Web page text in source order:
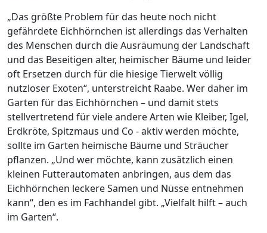
„Das größte Problem für das heute noch nicht
gefährdete Eichhörnchen ist allerdings das Verhalten
des Menschen durch die Ausräumung der Landschaft
und das Beseitigen alter, heimischer Bäume und leider
oft Ersetzen durch für die hiesige Tierwelt völlig
nutzloser Exoten“, unterstreicht Raabe. Wer daher im
Garten für das Eichhörnchen – und damit stets
stellvertretend für viele andere Arten wie Kleiber, Igel,
Erdkröte, Spitzmaus und Co - aktiv werden möchte,
sollte im Garten heimische Bäume und Sträucher
pflanzen. „Und wer möchte, kann zusätzlich einen
kleinen Futterautomaten anbringen, aus dem das
Eichhörnchen leckere Samen und Nüsse entnehmen
kann“, den es im Fachhandel gibt. „Vielfalt hilft – auch
im Garten“.